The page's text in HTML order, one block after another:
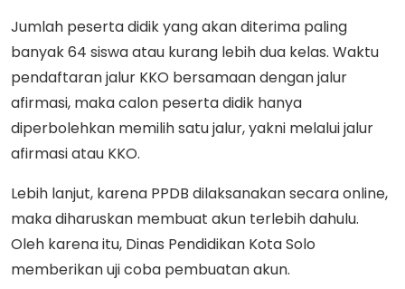
Jumlah peserta didik yang akan diterima paling
banyak 64 siswa atau kurang lebih dua kelas. Waktu
pendaftaran jalur KKO bersamaan dengan jalur
afirmasi, maka calon peserta didik hanya
diperbolehkan memilih satu jalur, yakni melalui jalur
afirmasi atau KKO.
Lebih lanjut, karena PPDB dilaksanakan secara online,
maka diharuskan membuat akun terlebih dahulu.
Oleh karena itu, Dinas Pendidikan Kota Solo
memberikan uji coba pembuatan akun.